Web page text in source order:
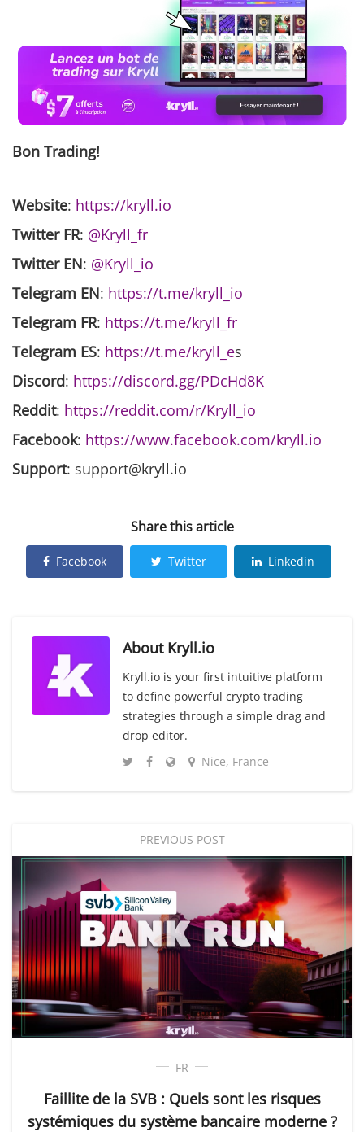
Bon Trading!
Website: https://kryll.io
Twitter FR: @Kryll_fr
Twitter EN: @Kryll_io
Telegram EN: https://t.me/kryll_io
Telegram FR: https://t.me/kryll_fr
Telegram ES: https://t.me/kryll_es
Discord: https://discord.gg/PDcHd8K
Reddit: https://reddit.com/r/Kryll_io
Facebook: https://www.facebook.com/kryll.io
Support: support@kryll.io
Share this article
Facebook Twitter Linkedin
About Kryll.io
Kryll.io is your first intuitive platform
to define powerful crypto trading
strategies through a simple drag and
drop editor.
Nice, France
PREVIOUS POST
FR
Faillite de la SVB : Quels sont les risques
systémiques du système bancaire moderne ?